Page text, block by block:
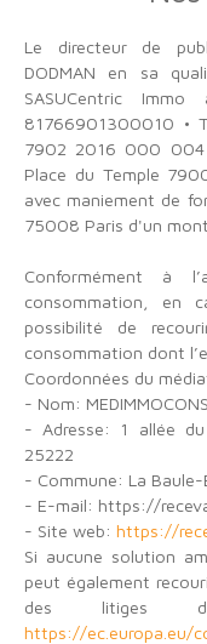
Le directeur de
DODMAN en sa
SASUCentric
81766901300010 •
7902 2016 000 004
Place du Temple
avec maniement de
75008 Paris d'un
Conformément à
consommation, en
possibilité de
consommation dont
Coordonnées du
- Nom:
- Adresse: 1 allée
25222
- Commune: La
- E-mail: https://
- Site web: https://
Si aucune solution
peut également
des litiges
https://ec.europa.eu/